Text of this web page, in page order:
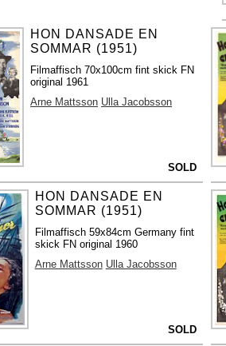
HON DANSADE EN
SOMMAR (1951)
Filmaffisch 70x100cm fint skick FN
original 1961
Arne Mattsson Ulla Jacobsson
SOLD
HON DANSADE EN
SOMMAR (1951)
Filmaffisch 59x84cm Germany fint
skick FN original 1960
Arne Mattsson Ulla Jacobsson
SOLD